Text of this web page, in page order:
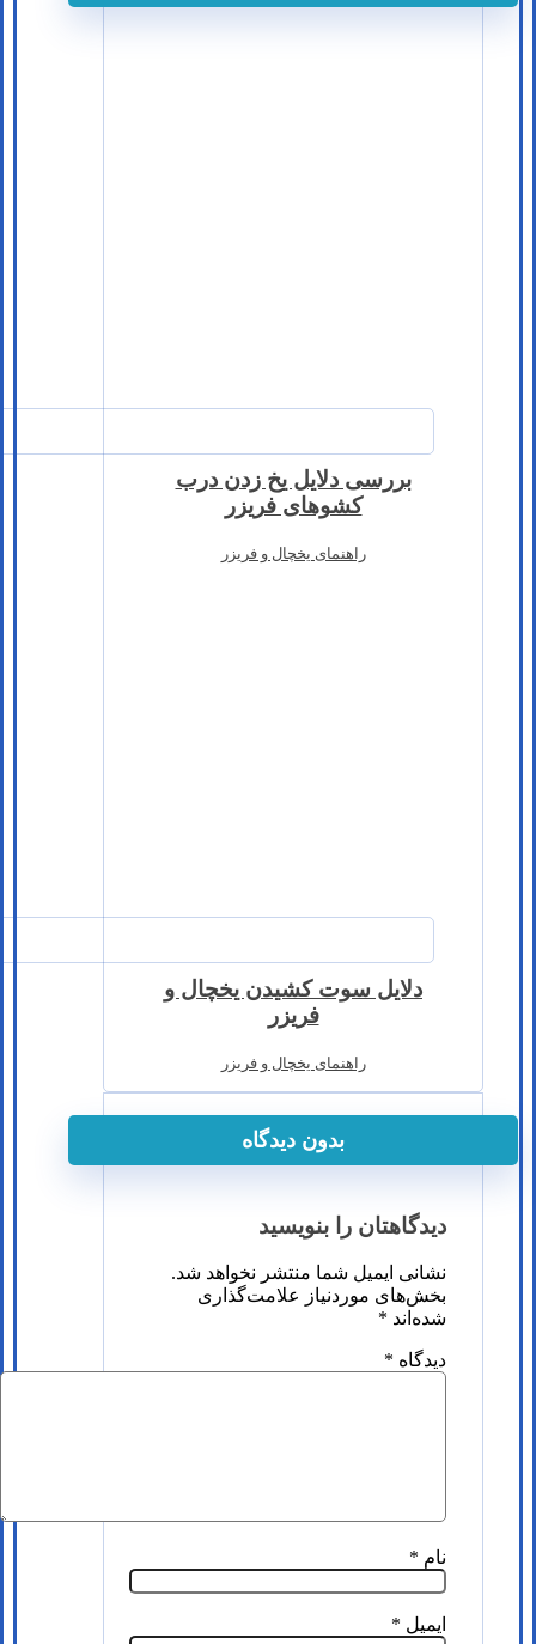
بررسی دلایل یخ زدن درب
کشوهای فریزر
راهنمای یخچال و فریزر
دلایل سوت کشیدن یخچال و
فریزر
راهنمای یخچال و فریزر
بدون دیدگاه
دیدگاهتان را بنویسید
نشانی ایمیل شما منتشر نخواهد شد.
بخش‌های موردنیاز علامت‌گذاری
شده‌اند *
دیدگاه *
نام *
ایمیل *